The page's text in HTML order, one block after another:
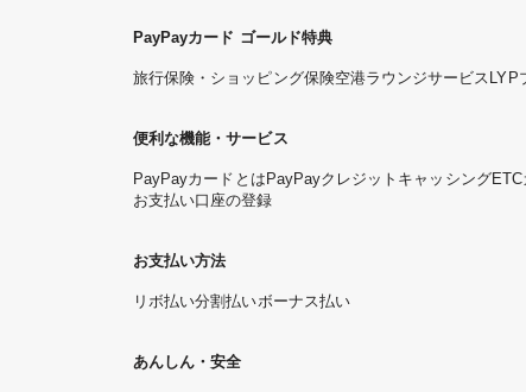
PayPayカード ゴールド特典
旅行保険・ショッピング保険空港ラウンジサービス LYP
便利な機能・サービス
PayPayカードとは PayPayクレジット キャッシングETC
お支払い口座の登録
お支払い方法
リボ払い分割払いボーナス払い
あんしん・安全